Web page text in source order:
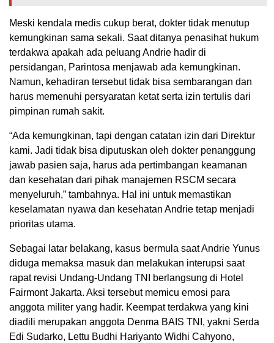
Meski kendala medis cukup berat, dokter tidak menutup
kemungkinan sama sekali. Saat ditanya penasihat hukum
terdakwa apakah ada peluang Andrie hadir di
persidangan, Parintosa menjawab ada kemungkinan.
Namun, kehadiran tersebut tidak bisa sembarangan dan
harus memenuhi persyaratan ketat serta izin tertulis dari
pimpinan rumah sakit.
“Ada kemungkinan, tapi dengan catatan izin dari Direktur
kami. Jadi tidak bisa diputuskan oleh dokter penanggung
jawab pasien saja, harus ada pertimbangan keamanan
dan kesehatan dari pihak manajemen RSCM secara
menyeluruh,” tambahnya. Hal ini untuk memastikan
keselamatan nyawa dan kesehatan Andrie tetap menjadi
prioritas utama.
Sebagai latar belakang, kasus bermula saat Andrie Yunus
diduga memaksa masuk dan melakukan interupsi saat
rapat revisi Undang-Undang TNI berlangsung di Hotel
Fairmont Jakarta. Aksi tersebut memicu emosi para
anggota militer yang hadir. Keempat terdakwa yang kini
diadili merupakan anggota Denma BAIS TNI, yakni Serda
Edi Sudarko, Lettu Budhi Hariyanto Widhi Cahyono,